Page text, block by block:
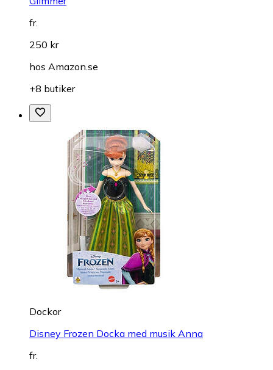
fr.
250 kr
hos Amazon.se
+8 butiker
Dockor
Disney Frozen Docka med musik Anna
fr.